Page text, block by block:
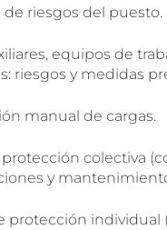
de riesgos del puesto.
equipos de
riesgos y medidas
manual de cargas.
colectiva
y
protección individual